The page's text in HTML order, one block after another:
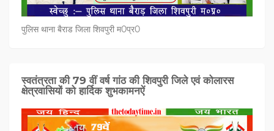
पुलिस थाना बैराड जिला शिवपुरी म0प्र0
स्वतंत्रता की 79 वीं वर्ष गांठ की शिवपुरी जिले एवं कोलारस
क्षेत्रवासियों को हार्दिक शुभकामनऐं